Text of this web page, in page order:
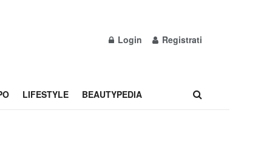
Login Registrati
LIFESTYLE BEAUTYPEDIA